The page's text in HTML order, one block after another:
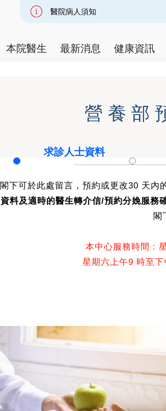
醫院病人須知
本院醫生 最新消息 健康資訊
營養部
求診人士資料
閣下可於此處留言，預約或更改30 天內
資料及適時的醫生轉介信/預約分娩服務
閣
本中心服務時間 :
星期六上午9 時至